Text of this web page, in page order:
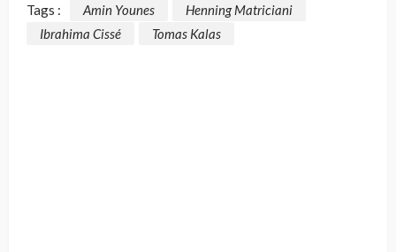
Tags : Amin Younes
Henning Matriciani
Ibrahima Cissé
Tomas Kalas